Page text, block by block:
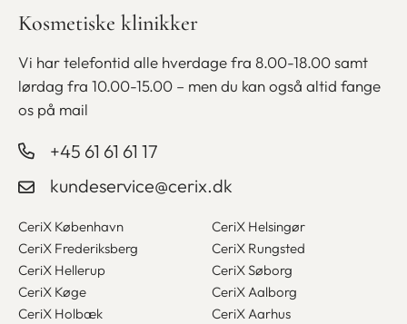
Bliv kosmetisk sygeplejerske
Kosmetiske klinikker
Vi har telefontid alle hverdage fra 8.00-18.00 samt
lørdag fra 10.00-15.00 – men du kan også altid fange
os på mail
+45 61 61 61 17
kundeservice@cerix.dk
CeriX København
CeriX Frederiksberg
CeriX Hellerup
CeriX Køge
CeriX Holbæk
CeriX Helsingør
CeriX Rungsted
CeriX Søborg
CeriX Aalborg
CeriX Aarhus